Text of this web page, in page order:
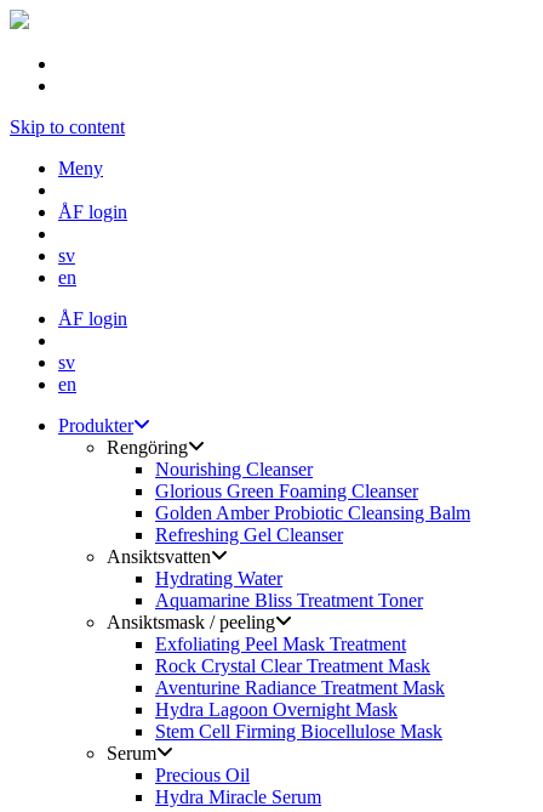
Skip to content
Meny
ÅF login
sv
en
ÅF login
sv
en
Produkter
Rengöring
Nourishing Cleanser
Glorious Green Foaming Cleanser
Golden Amber Probiotic Cleansing Balm
Refreshing Gel Cleanser
Ansiktsvatten
Hydrating Water
Aquamarine Bliss Treatment Toner
Ansiktsmask / peeling
Exfoliating Peel Mask Treatment
Rock Crystal Clear Treatment Mask
Aventurine Radiance Treatment Mask
Hydra Lagoon Overnight Mask
Stem Cell Firming Biocellulose Mask
Serum
Precious Oil
Hydra Miracle Serum